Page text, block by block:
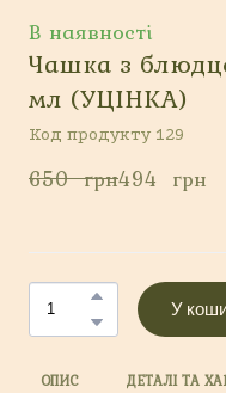
В наявності
Чашка з
мл (УЦІНКА)
Код продукту 129
650  грн494  грн
У
ОПИС ДЕТАЛІ ТА